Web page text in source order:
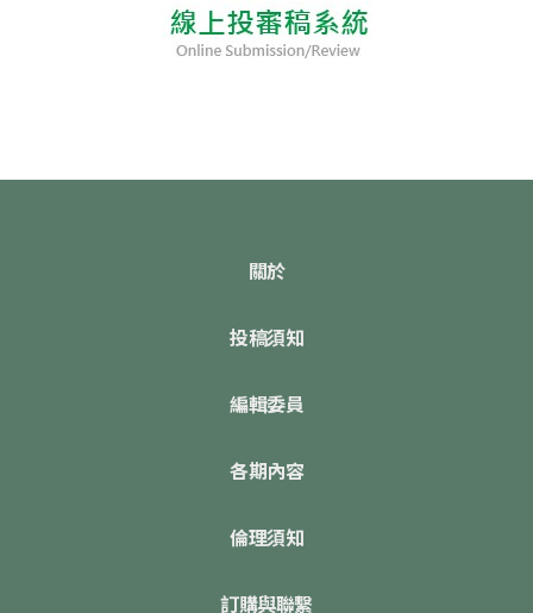
關於
投稿須知
編輯委員
各期內容
倫理須知
訂購與聯繫